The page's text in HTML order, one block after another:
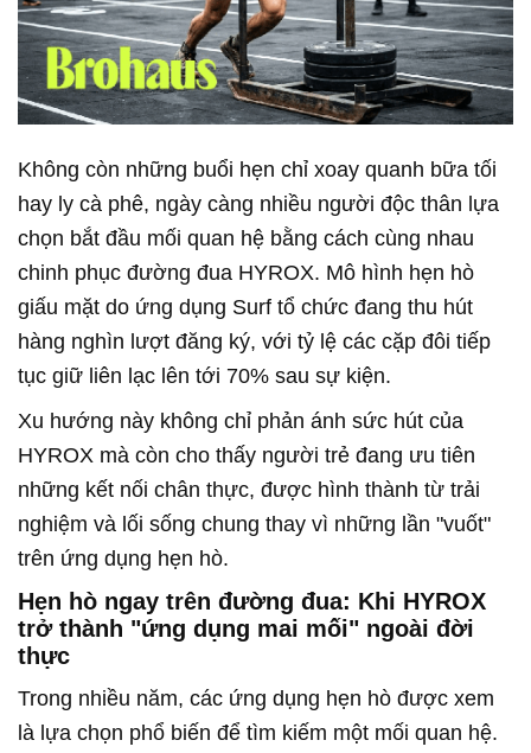
Không còn những buổi hẹn chỉ xoay quanh bữa tối
hay ly cà phê, ngày càng nhiều người độc thân lựa
chọn bắt đầu mối quan hệ bằng cách cùng nhau
chinh phục đường đua HYROX. Mô hình hẹn hò
giấu mặt do ứng dụng Surf tổ chức đang thu hút
hàng nghìn lượt đăng ký, với tỷ lệ các cặp đôi tiếp
tục giữ liên lạc lên tới 70% sau sự kiện.
Xu hướng này không chỉ phản ánh sức hút của
HYROX mà còn cho thấy người trẻ đang ưu tiên
những kết nối chân thực, được hình thành từ trải
nghiệm và lối sống chung thay vì những lần "vuốt"
trên ứng dụng hẹn hò.
Hẹn hò ngay trên đường đua: Khi HYROX
trở thành "ứng dụng mai mối" ngoài đời
thực
Trong nhiều năm, các ứng dụng hẹn hò được xem
là lựa chọn phổ biến để tìm kiếm một mối quan hệ.